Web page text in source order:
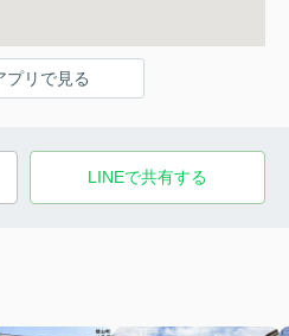
プリで見る
LINEで共有する